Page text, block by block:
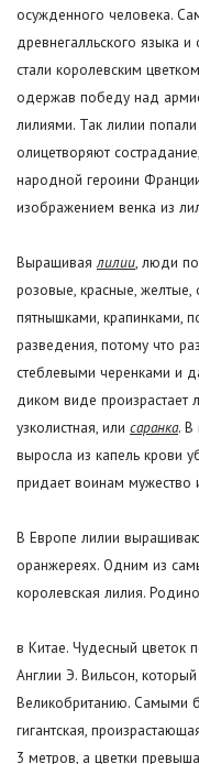
осужденного человека.
древнегалльского языка
стали королевским
одержав победу над
лилиями. Так лилии попали
олицетворяют
народной героини
изображением венка из
Выращиваялилии, люди
розовые, красные,
пятнышками, крапинками,
разведения, потому что
стеблевыми черенками и
диком виде произрастает
узколистная, или саранка. В
выросла из капель крови
придает воинам мужество
В Европе лилии
оранжереях. Одним из
королевская лилия.
в Китае. Чудесный цветок
Англии Э. Вильсон,
Великобританию. Самыми
гигантская,
3 метров, а цветки